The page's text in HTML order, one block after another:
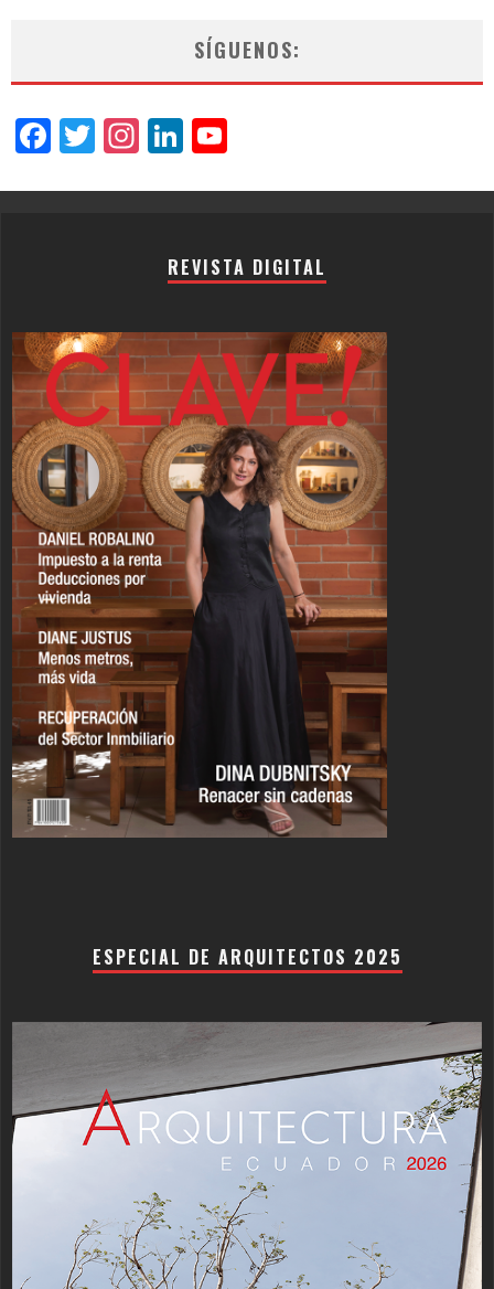
SÍGUENOS:
Facebook
Twitter
Instagram
LinkedIn
REVISTA DIGITAL
ESPECIAL DE ARQUITECTOS 2025